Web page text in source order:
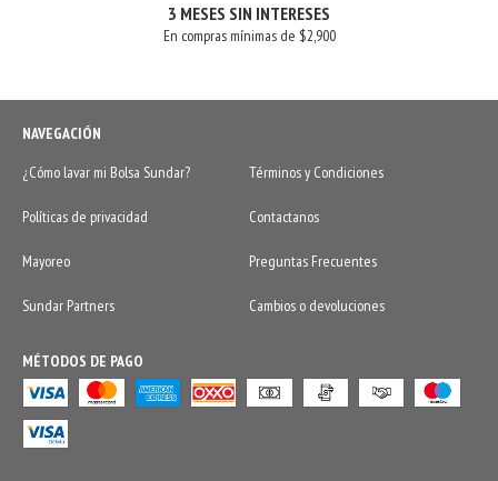
3 MESES SIN INTERESES
En compras mínimas de $2,900
NAVEGACIÓN
¿Cómo lavar mi Bolsa Sundar?
Términos y Condiciones
Políticas de privacidad Contactanos
Mayoreo Preguntas Frecuentes
Sundar Partners Cambios o devoluciones
MÉTODOS DE PAGO